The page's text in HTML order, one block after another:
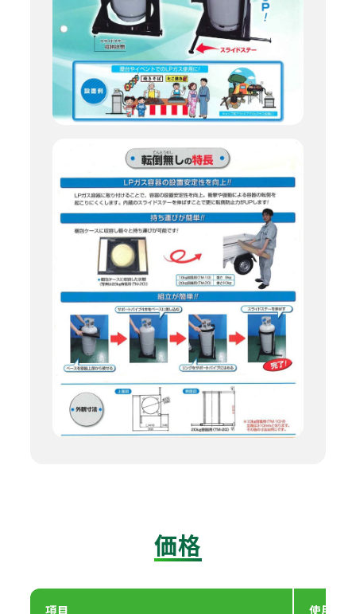
価格
項目 使用